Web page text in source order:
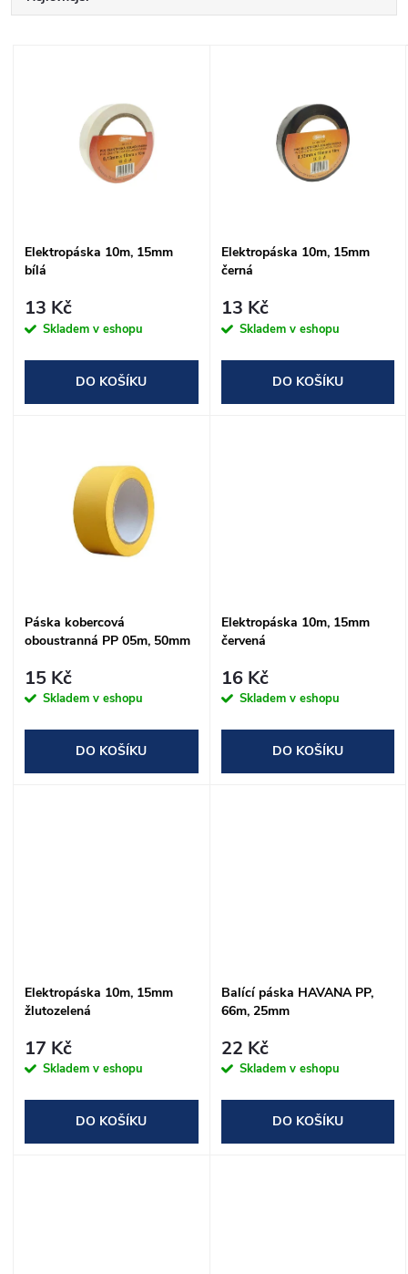
p
o
d
s
p
ů
Elektropáska 10m, 15mm
bílá
13 Kč
Skladem v eshopu
DO KOŠÍKU
Elektropáska 10m, 15mm
černá
13 Kč
Skladem v eshopu
DO KOŠÍKU
Páska kobercová
oboustranná PP 05m, 50mm
15 Kč
Skladem v eshopu
DO KOŠÍKU
Elektropáska 10m, 15mm
červená
16 Kč
Skladem v eshopu
DO KOŠÍKU
Elektropáska 10m, 15mm
žlutozelená
17 Kč
Skladem v eshopu
DO KOŠÍKU
Balící páska HAVANA PP,
66m, 25mm
22 Kč
Skladem v eshopu
DO KOŠÍKU